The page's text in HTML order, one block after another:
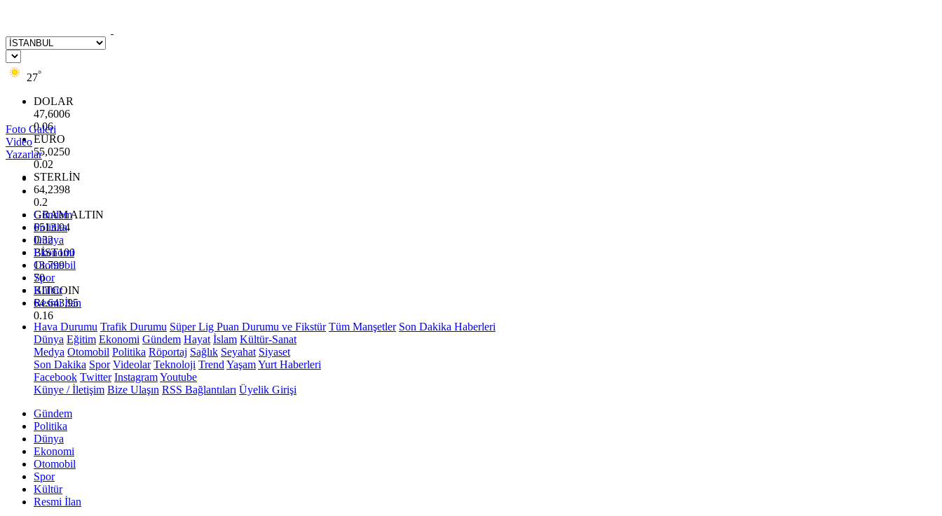
27°
DOLAR
47,6006
0.06
EURO
55,0250
0.02
STERLİN
64,2398
0.2
GRAM ALTIN
6513.94
0.32
BİST100
13.799
70
BITCOIN
64.643,95
0.16
Foto Galeri
Video
Yazarlar
Gündem
Politika
Dünya
Ekonomi
Otomobil
Spor
Kültür
Resmi İlan
Hava Durumu Trafik Durumu Süper Lig Puan Durumu ve Fikstür Tüm Manşetler Son Dakika Haberleri
Dünya Eğitim Ekonomi Gündem Hayat İslam Kültür-Sanat
Medya Otomobil Politika Röportaj Sağlık Seyahat Siyaset
Son Dakika Spor Videolar Teknoloji Trend YaşamYurt Haberleri
Facebook Twitter InstagramYoutube
Künye / İletişim Bize Ulaşın RSS Bağlantıları Üyelik Girişi
Gündem
Politika
Dünya
Ekonomi
Otomobil
Spor
Kültür
Resmi İlan